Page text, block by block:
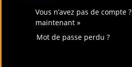
Vous n’avez pas de compte ?
maintenant »
Mot de passe perdu ?